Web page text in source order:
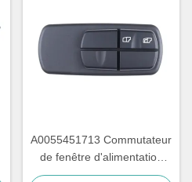
A0055451713 Commutateur
de fenêtre d'alimentation
Pour le camion Mercedes